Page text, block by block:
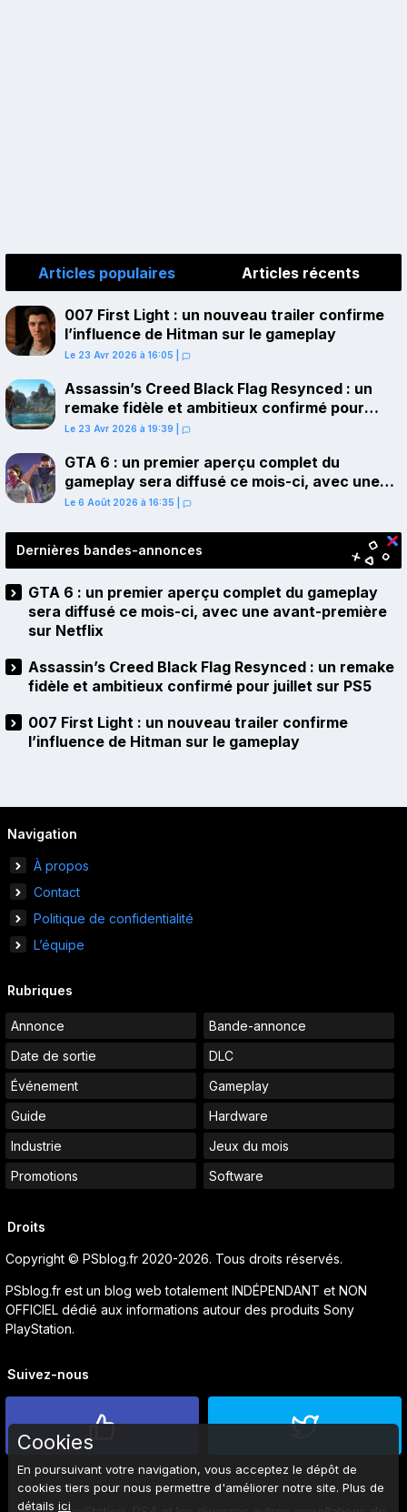
Articles populaires Articles récents
007 First Light : un nouveau trailer confirme
l’influence de Hitman sur le gameplay
Le 23 Avr 2026 à 16:05
Assassin’s Creed Black Flag Resynced : un
remake fidèle et ambitieux confirmé pour
juillet sur PS5
Le 23 Avr 2026 à 19:39
GTA 6 : un premier aperçu complet du
gameplay sera diffusé ce mois-ci, avec une
avant-première sur Netflix
Le 6 Août 2026 à 16:35
Dernières bandes-annonces
GTA 6 : un premier aperçu complet du gameplay
sera diffusé ce mois-ci, avec une avant-première
sur Netflix
Assassin’s Creed Black Flag Resynced : un remake
fidèle et ambitieux confirmé pour juillet sur PS5
007 First Light : un nouveau trailer confirme
l’influence de Hitman sur le gameplay
Navigation
À propos
Contact
Politique de confidentialité
L’équipe
Rubriques
Annonce
Bande-annonce
Date de sortie
DLC
Événement
Gameplay
Guide
Hardware
Industrie
Jeux du mois
Promotions
Software
Droits
Copyright © PSblog.fr 2020-2026. Tous droits réservés.
PSblog.fr est un blog web totalement INDÉPENDANT et NON
OFFICIEL dédié aux informations autour des produits Sony
PlayStation.
Suivez-nous
Cookies
En poursuivant votre navigation, vous acceptez le dépôt de
cookies tiers pour nous permettre d'améliorer notre site. Plus de
détails ici